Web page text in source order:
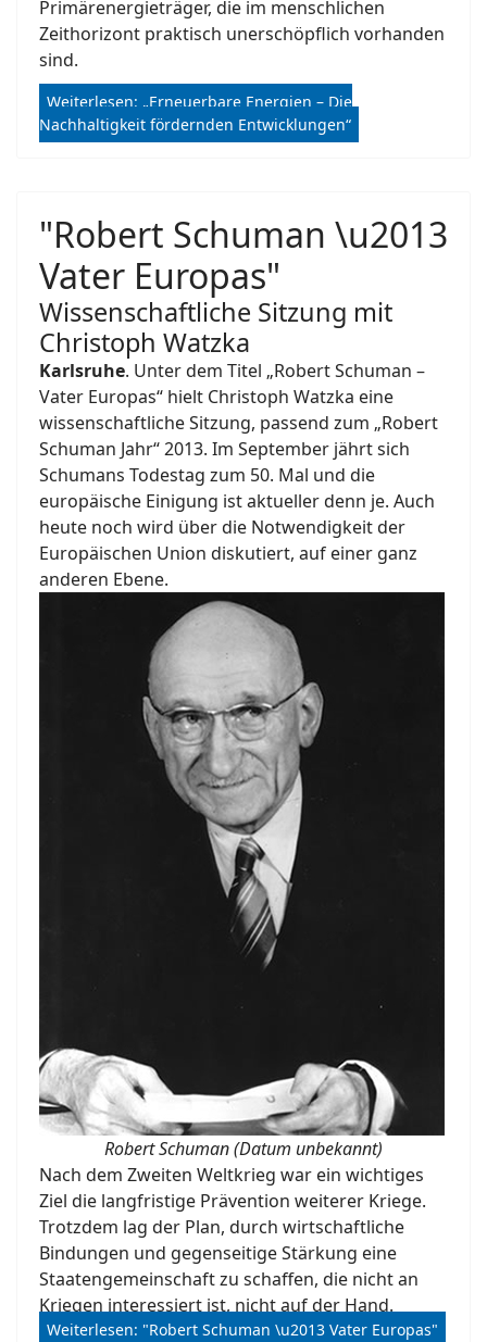
Primärenergieträger, die im menschlichen
Zeithorizont praktisch unerschöpflich vorhanden
sind.
Weiterlesen: „Erneuerbare Energien – Die
Nachhaltigkeit fördernden Entwicklungen“
"Robert Schuman \u2013
Vater Europas"
Wissenschaftliche Sitzung mit
Christoph Watzka
Karlsruhe. Unter dem Titel „Robert Schuman –
Vater Europas“ hielt Christoph Watzka eine
wissenschaftliche Sitzung, passend zum „Robert
Schuman Jahr“ 2013. Im September jährt sich
Schumans Todestag zum 50. Mal und die
europäische Einigung ist aktueller denn je. Auch
heute noch wird über die Notwendigkeit der
Europäischen Union diskutiert, auf einer ganz
anderen Ebene.
Robert Schuman (Datum unbekannt)
Nach dem Zweiten Weltkrieg war ein wichtiges
Ziel die langfristige Prävention weiterer Kriege.
Trotzdem lag der Plan, durch wirtschaftliche
Bindungen und gegenseitige Stärkung eine
Staatengemeinschaft zu schaffen, die nicht an
Kriegen interessiert ist, nicht auf der Hand.
Weiterlesen: "Robert Schuman \u2013 Vater Europas"